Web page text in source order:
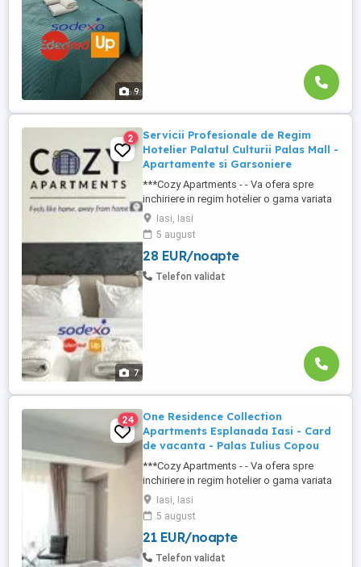
9
7
2
Servicii Profesionale de Regim
Hotelier Palatul Culturii Palas Mall -
Apartamente si Garsoniere
***Cozy Apartments - - Va ofera spre
inchiriere in regim hotelier o gama variata
de apartamente si garsoniere situate in
puncte cheie ale orasului doar in
complexe rezidentiale noi: *Zona Palas
Mall - Centru - Complex Lazar Residence;
*Zona Palas Mall - Centru Complex Q
Iasi, Iasi
5 august
28 EUR/noapte
Telefon validat
24
One Residence Collection
Apartments Esplanada Iasi - Card
de vacanta - Palas Iulius Copou
***Cozy Apartments - - Va ofera spre
inchiriere in regim hotelier o gama variata
de apartamente si garsoniere situate in
puncte cheie ale orasului doar in
complexe rezidentiale noi: *Zona Palas
Mall - Centru - Complex Lazar Residence;
*Zona Palas Mall - Centru Complex Q
Iasi, Iasi
5 august
21 EUR/noapte
Telefon validat